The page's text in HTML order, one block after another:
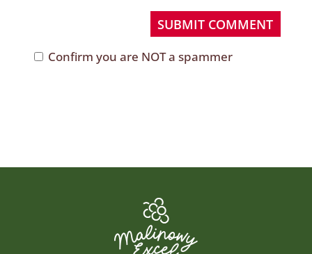
SUBMIT COMMENT
Confirm you are NOT a spammer